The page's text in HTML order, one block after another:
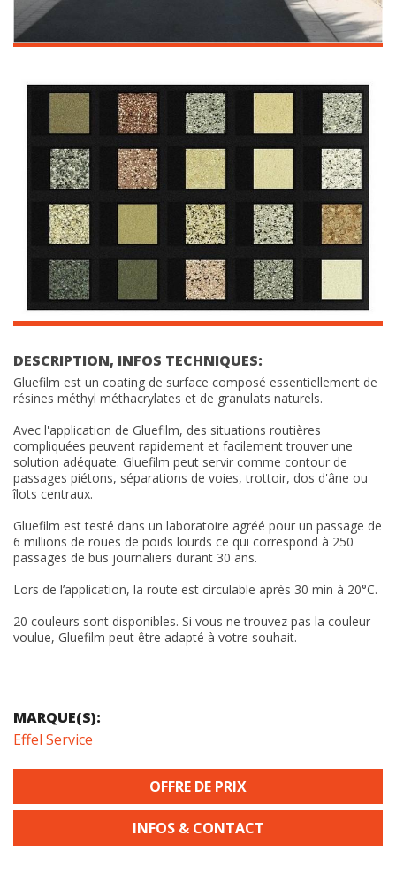
DESCRIPTION, INFOS TECHNIQUES:
Gluefilm est un coating de surface composé essentiellement de
résines méthyl méthacrylates et de granulats naturels.
Avec l'application de Gluefilm, des situations routières
compliquées peuvent rapidement et facilement trouver une
solution adéquate. Gluefilm peut servir comme contour de
passages piétons, séparations de voies, trottoir, dos d'âne ou
îlots centraux.
Gluefilm est testé dans un laboratoire agréé pour un passage de
6 millions de roues de poids lourds ce qui correspond à 250
passages de bus journaliers durant 30 ans.
Lors de l’application, la route est circulable après 30 min à 20°C.
20 couleurs sont disponibles. Si vous ne trouvez pas la couleur
voulue, Gluefilm peut être adapté à votre souhait.
MARQUE(S):
Effel Service
OFFRE DE PRIX
INFOS & CONTACT